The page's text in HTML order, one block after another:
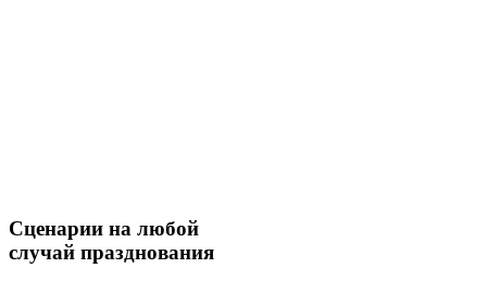
Сценарии на любой
случай празднования